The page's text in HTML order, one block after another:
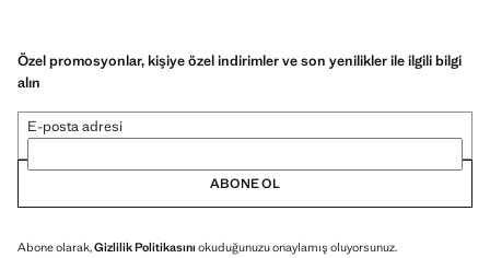
Özel promosyonlar, kişiye özel indirimler ve son yenilikler ile ilgili bilgi
alın
E-posta adresi
ABONE OL
Abone olarak,Gizlilik Politikasını okuduğunuzu onaylamış oluyorsunuz.